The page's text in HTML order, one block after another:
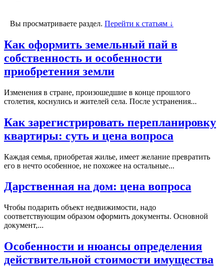
Вы просматриваете раздел. Перейти к статьям ↓
Как оформить земельный пай в
собственность и особенности
приобретения земли
Изменения в стране, произошедшие в конце прошлого
столетия, коснулись и жителей села. После устранения...
Как зарегистрировать перепланировку
квартиры: суть и цена вопроса
Каждая семья, приобретая жилье, имеет желание превратить
его в нечто особенное, не похожее на остальные...
Дарственная на дом: цена вопроса
Чтобы подарить объект недвижимости, надо
соответствующим образом оформить документы. Основной
документ,...
Особенности и нюансы определения
действительной стоимости имущества